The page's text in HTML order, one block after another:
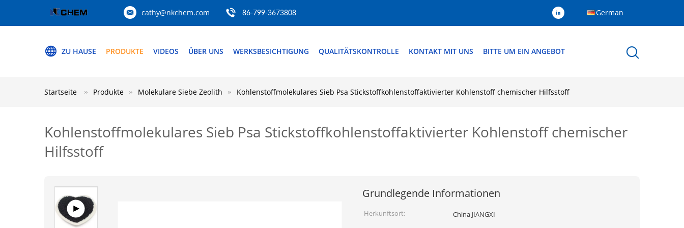
cathy@nkchem.com 86-799-3673808 German
ZU HAUSE PRODUKTE VIDEOS ÜBER UNS WERKSBESICHTIGUNG QUALITÄTSKONTROLLE KONTAKT MIT UNS BITTE UM EIN ANGEBOT
Startseite Produkte Molekulare Siebe Zeolith Kohlenstoffmolekulares Sieb Psa Stickstoffkohlenstoffaktivierter Kohlenstoff chemischer Hilfsstoff
Kohlenstoffmolekulares Sieb Psa Stickstoffkohlenstoffaktivierter Kohlenstoff chemischer
Hilfsstoff
Grundlegende Informationen
Herkunftsort:
China JIANGXI